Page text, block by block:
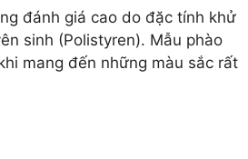
đánh giá cao do đặc tính khử
sinh (Polistyren). Mẫu phào
mang đến những màu sắc rất